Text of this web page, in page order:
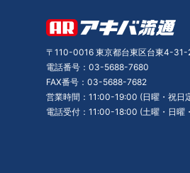
〒110-0016 東京都台東区台東4-31-
電話番号：03-5688-7680
FAX番号：03-5688-7682
営業時間：11:00-19:00 (日曜・祝日
電話受付：11:00-18:00 (土曜・日曜